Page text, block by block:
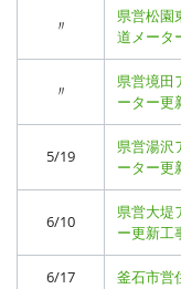
〃
県営松園
道メータ
〃
県営境田
ーター更
5/19
県営湯沢
ーター更
6/10
県営大堤
ー更新工
6/17 釜石市営